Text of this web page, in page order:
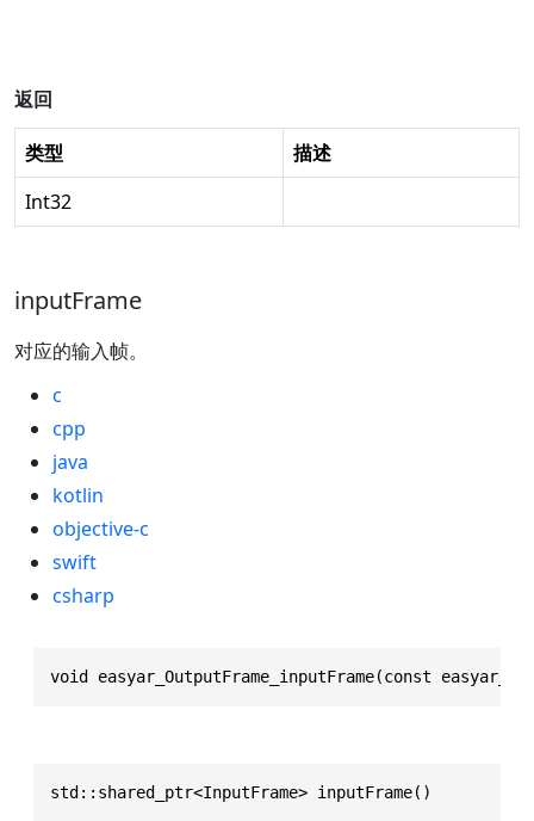
返回
类型
描述
Int32
inputFrame
对应的输入帧。
c
cpp
java
kotlin
objective-c
swift
csharp
void easyar_OutputFrame_inputFrame(const
std::shared_ptr<InputFrame> inputFrame()